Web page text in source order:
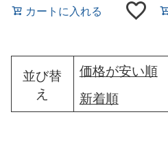
カートに入れる
並び替
え
価格が安い順
新着順